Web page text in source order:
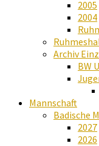
2005
2004
Archiv
BW
Mannschaft
Badische
2027
2026